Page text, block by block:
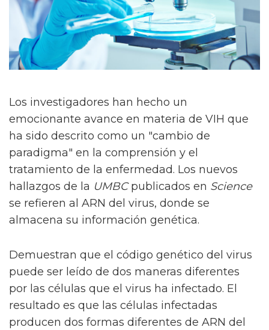
Los investigadores han hecho un
emocionante avance en materia de VIH que
ha sido descrito como un "cambio de
paradigma" en la comprensión y el
tratamiento de la enfermedad. Los nuevos
hallazgos de la UMBCpublicados en Science
se refieren al ARN del virus, donde se
almacena su información genética.
Demuestran que el código genético del virus
puede ser leído de dos maneras diferentes
por las células que el virus ha infectado. El
resultado es que las células infectadas
producen dos formas diferentes de ARN del